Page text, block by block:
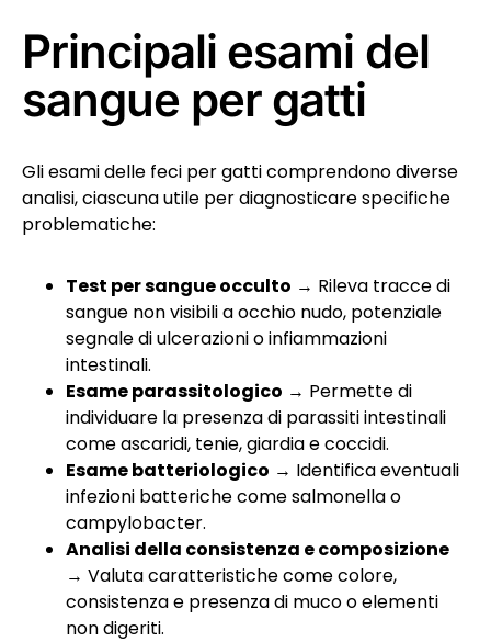
Principali esami del
sangue per gatti
Gli esami delle feci per gatti comprendono diverse
analisi, ciascuna utile per diagnosticare specifiche
problematiche:
Test per sangue occulto → Rileva tracce di
sangue non visibili a occhio nudo, potenziale
segnale di ulcerazioni o infiammazioni
intestinali.
Esame parassitologico → Permette di
individuare la presenza di parassiti intestinali
come ascaridi, tenie, giardia e coccidi.
Esame batteriologico → Identifica eventuali
infezioni batteriche come salmonella o
campylobacter.
Analisi della consistenza e composizione
→ Valuta caratteristiche come colore,
consistenza e presenza di muco o elementi
non digeriti.